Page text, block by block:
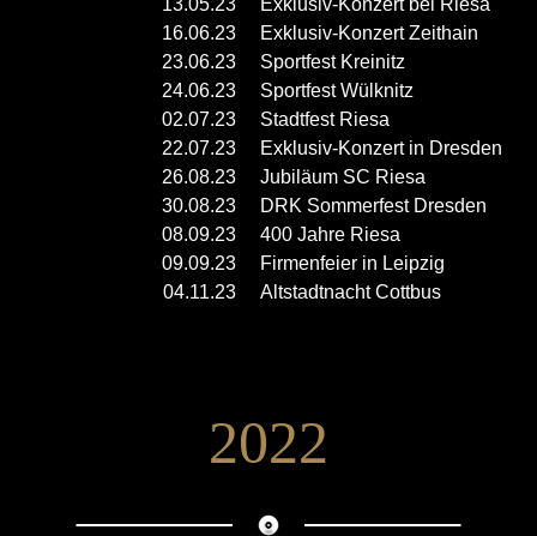
13.05.23
16.06.23
23.06.23
24.06.23
02.07.23
22.07.23
26.08.23
30.08.23
08.09.23
09.09.23
04.11.23
Exklusiv-Konzert bei Riesa
Exklusiv-Konzert Zeithain
Sportfest Kreinitz
Sportfest Wülknitz
Stadtfest Riesa
Exklusiv-Konzert in Dresden
Jubiläum SC Riesa
DRK Sommerfest Dresden
400 Jahre Riesa
Firmenfeier in Leipzig
Altstadtnacht Cottbus
2022